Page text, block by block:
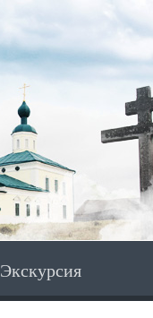
Экскурсия